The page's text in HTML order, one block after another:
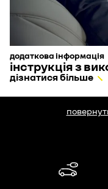
додаткова інформація
інструкція з
дізнатися більше